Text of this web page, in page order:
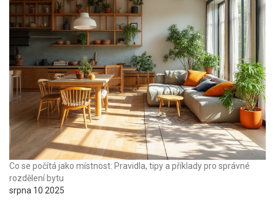
Co se počítá jako místnost: Pravidla, tipy a příklady pro správné
rozdělení bytu
srpna 10 2025